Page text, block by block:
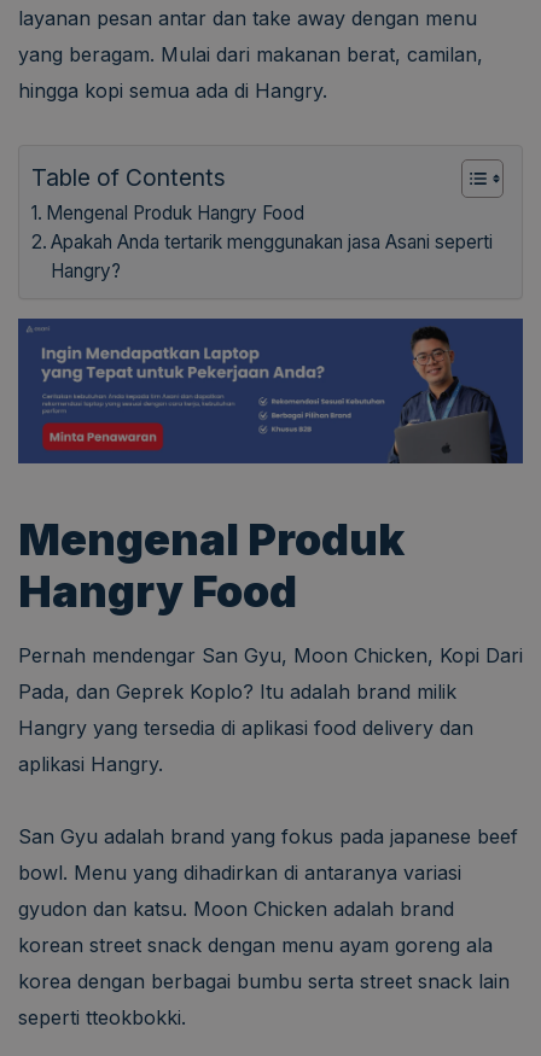
layanan pesan antar dan take away dengan menu
yang beragam. Mulai dari makanan berat, camilan,
hingga kopi semua ada di Hangry.
Table of Contents
Mengenal Produk Hangry Food
Apakah Anda tertarik menggunakan jasa Asani seperti
Hangry?
Mengenal Produk
Hangry Food
Pernah mendengar San Gyu, Moon Chicken, Kopi Dari
Pada, dan Geprek Koplo? Itu adalah brand milik
Hangry yang tersedia di aplikasi food delivery dan
aplikasi Hangry.
San Gyu adalah brand yang fokus pada japanese beef
bowl. Menu yang dihadirkan di antaranya variasi
gyudon dan katsu. Moon Chicken adalah brand
korean street snack dengan menu ayam goreng ala
korea dengan berbagai bumbu serta street snack lain
seperti tteokbokki.